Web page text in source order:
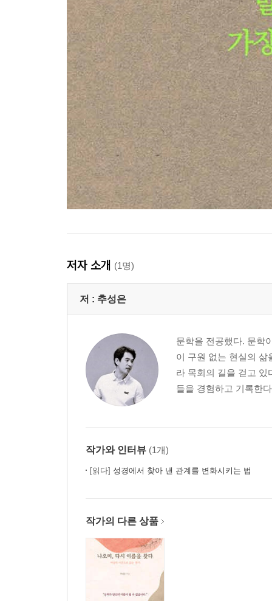
저자 소개 (1명)
저 : 추성은
문학을 전공했다. 문학
이 구원 없는 현실의
라 목회의 길을 걷고 있
들을 경험하고 기록한
작가와 인터뷰 (1개)
[읽다] 성경에서 찾아 낸 관계를 변화시키는 법
작가의 다른 상품